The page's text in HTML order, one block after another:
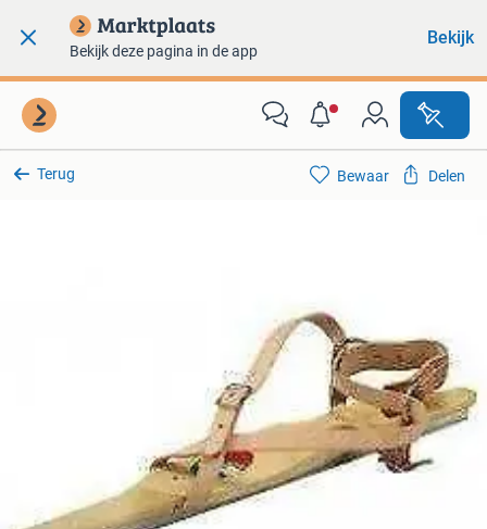
Bekijk deze pagina in de app
Bekijk
Terug Bewaar Delen